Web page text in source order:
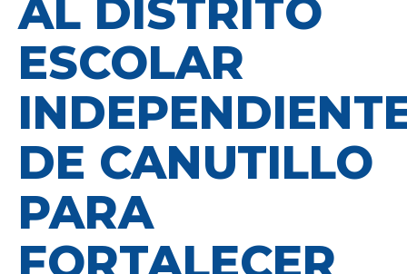
AL DISTRITO
ESCOLAR
DE CANUTILLO
PARA
FORTALECER